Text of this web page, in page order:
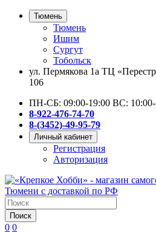
Тюмень
Тюмень
Ишим
Сургут
Тобольск
ул. Пермякова 1а ТЦ
106
ПН-СБ: 09:00-19:00 ВС: 10:00-
8-922-476-74-70
8-(3452)-49-95-79
Личный кабинет
Регистрация
Авторизация
Поиск
0 0